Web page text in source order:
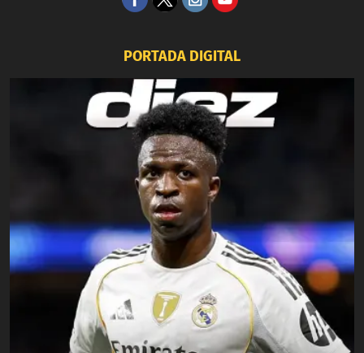
PORTADA DIGITAL